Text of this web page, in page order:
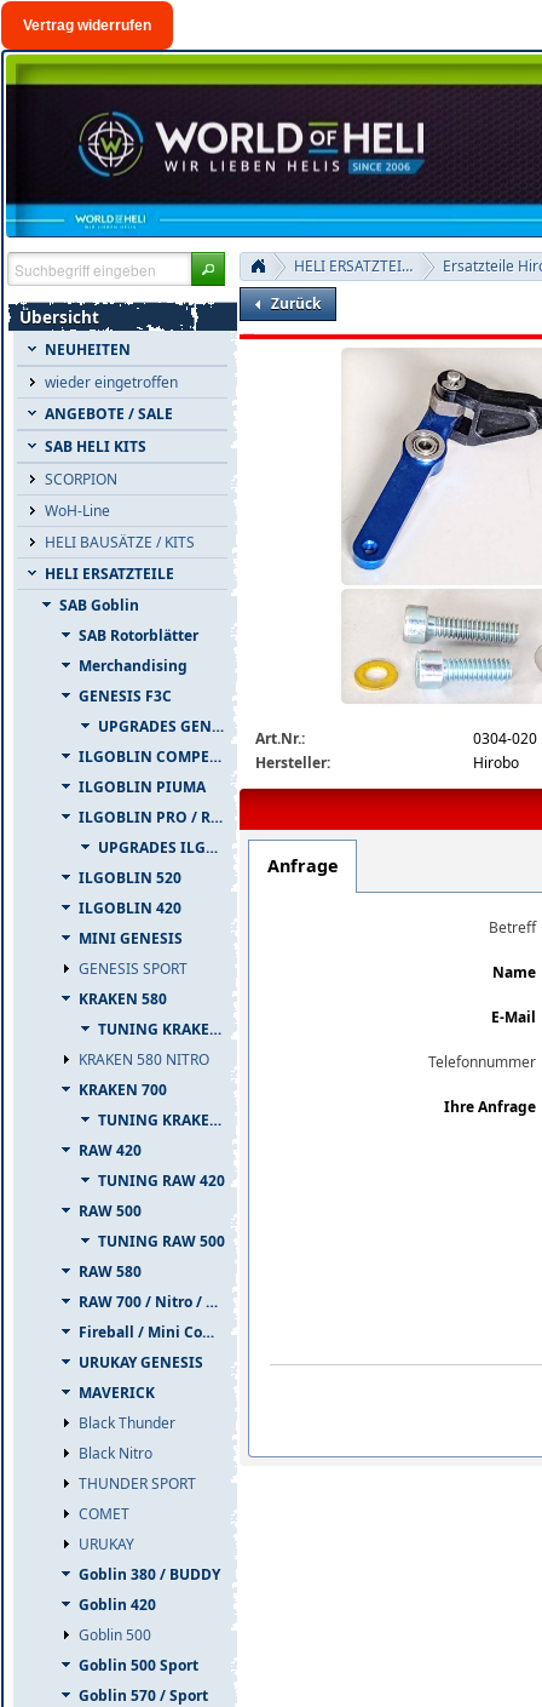
Vertrag widerrufen
Übersicht
NEUHEITEN
wieder eingetroffen
ANGEBOTE / SALE
SAB HELI KITS
SCORPION
WoH-Line
HELI BAUSÄTZE / KITS
HELI ERSATZTEILE
SAB Goblin
SAB Rotorblätter
Merchandising
GENESIS F3C
UPGRADES GENESIS F3C
ILGOBLIN COMPETIZIONE
ILGOBLIN PIUMA
ILGOBLIN PRO / RAW 700
UPGRADES ILGOBLIN PRO / RAW 700
ILGOBLIN 520
ILGOBLIN 420
MINI GENESIS
GENESIS SPORT
KRAKEN 580
TUNING KRAKEN 580
KRAKEN 580 NITRO
KRAKEN 700
TUNING KRAKEN 700
RAW 420
TUNING RAW 420
RAW 500
TUNING RAW 500
RAW 580
RAW 700 / Nitro / PIUMA
Fireball / Mini Comet
URUKAY GENESIS
MAVERICK
Black Thunder
Black Nitro
THUNDER SPORT
COMET
URUKAY
Goblin 380 / BUDDY
Goblin 420
Goblin 500
Goblin 500 Sport
Goblin 570 / Sport
HELI ERSATZTEILE
Zurück
Art.Nr.:
0304-020
Hersteller:
Hirobo
Anfrage
Betreff
Name
E-Mail
Telefonnummer
Ihre Anfrage